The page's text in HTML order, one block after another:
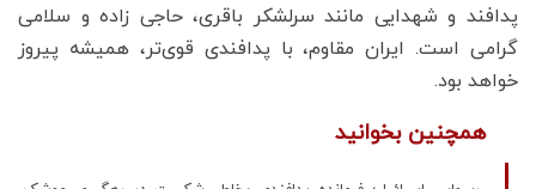
پدافند و شهدایی مانند سرلشکر باقری، حاجی زاده و سلامی
گرامی است. ایران مقاوم، با پدافندی قوی‌تر، همیشه پیروز
خواهد بود.
همچنین بخوانید